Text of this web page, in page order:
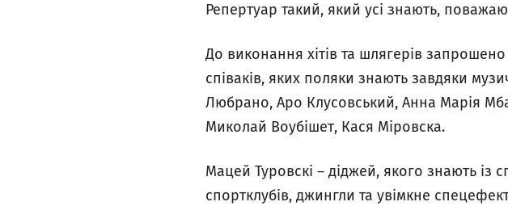
Репертуар такий, який усі знають,
До виконання хітів та шлягерів
співаків, яких поляки знають завдяки
Любрано, Аро Клусовський, Анна Марія
Миколай Воубішет, Кася Міровска.
Мацей Туровскі – діджей, якого знають із
спортклубів, джингли та увімкне